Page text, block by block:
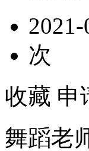
次
收藏 申
舞蹈老